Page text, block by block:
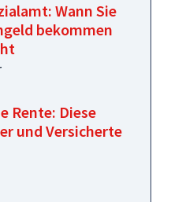
Wann Sie
bekommen
Rente: Diese
und Versicherte